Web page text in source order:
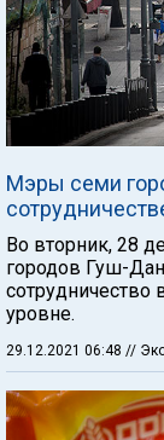
Мэры семи
Во вторник, 28
городов Гуш-
сотрудничество
уровне.
29.12.2021 06:48 //